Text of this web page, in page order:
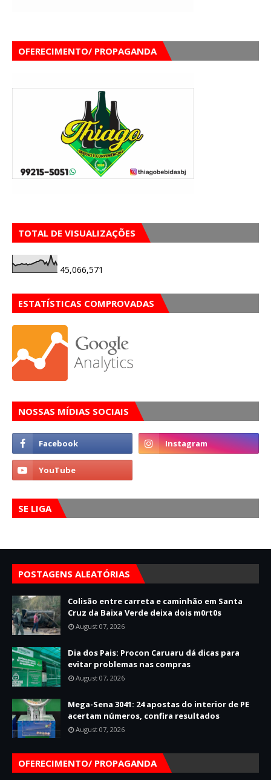
OFERECIMENTO/ PROPAGANDA
TOTAL DE VISUALIZAÇÕES
45,066,571
ESTATÍSTICAS COMPROVADAS
NOSSAS MÍDIAS SOCIAIS
SE LIGA
POSTAGENS ALEATÓRIAS
Colisão entre carreta e caminhão em Santa
Cruz da Baixa Verde deixa dois m0rt0s
August 07, 2026
Dia dos Pais: Procon Caruaru dá dicas para
evitar problemas nas compras
August 07, 2026
Mega-Sena 3041: 24 apostas do interior de PE
acertam números, confira resultados
August 07, 2026
OFERECIMENTO/ PROPAGANDA